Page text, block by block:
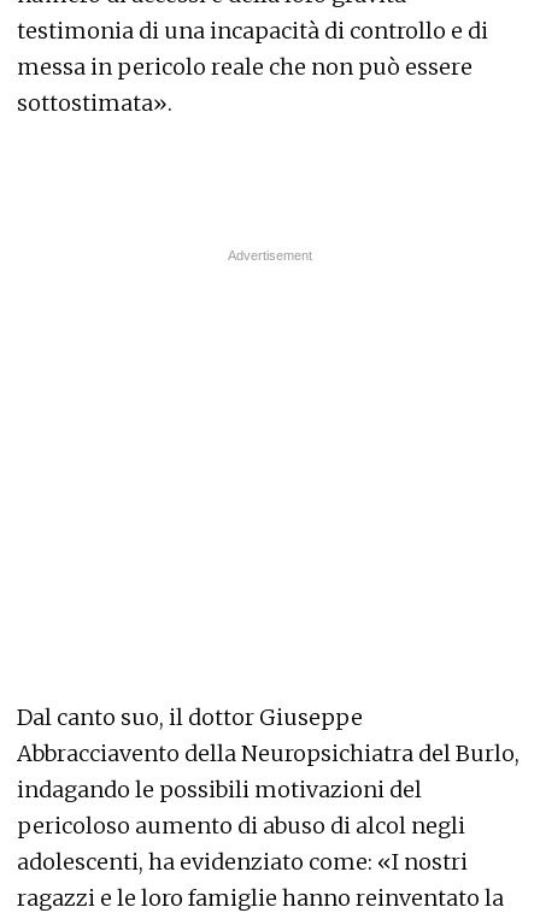
testimonia di una incapacità di controllo e di
messa in pericolo reale che non può essere
sottostimata».
Dal canto suo, il dottor Giuseppe
Abbracciavento della Neuropsichiatra del Burlo,
indagando le possibili motivazioni del
pericoloso aumento di abuso di alcol negli
adolescenti, ha evidenziato come: «I nostri
ragazzi e le loro famiglie hanno reinventato la